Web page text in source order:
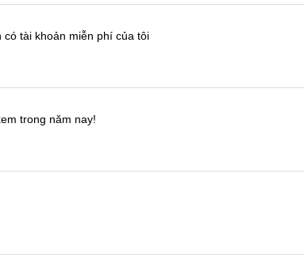
có tài khoản miễn phí của tôi
trong năm nay!